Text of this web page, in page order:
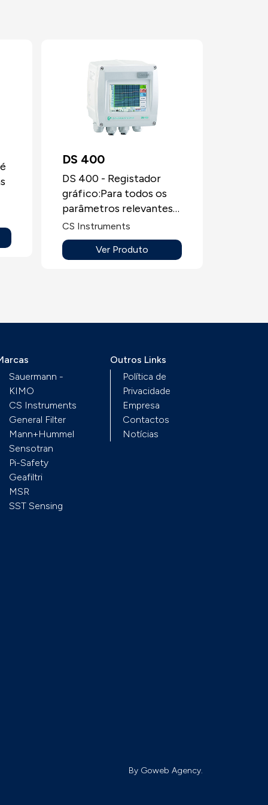
DS 400
DS 400 - Registador
gráfico:Para todos os
parâmetros relevantes
de ar comprimido entre
outras aplicações.
CS Instruments
Ver Produto
Sauermann -
KIMO
CS Instruments
General Filter
Mann+Hummel
Sensotran
Pi-Safety
Geafiltri
MSR
SST Sensing
Outros Links
Política de
Privacidade
Empresa
Contactos
Notícias
By Goweb Agency.